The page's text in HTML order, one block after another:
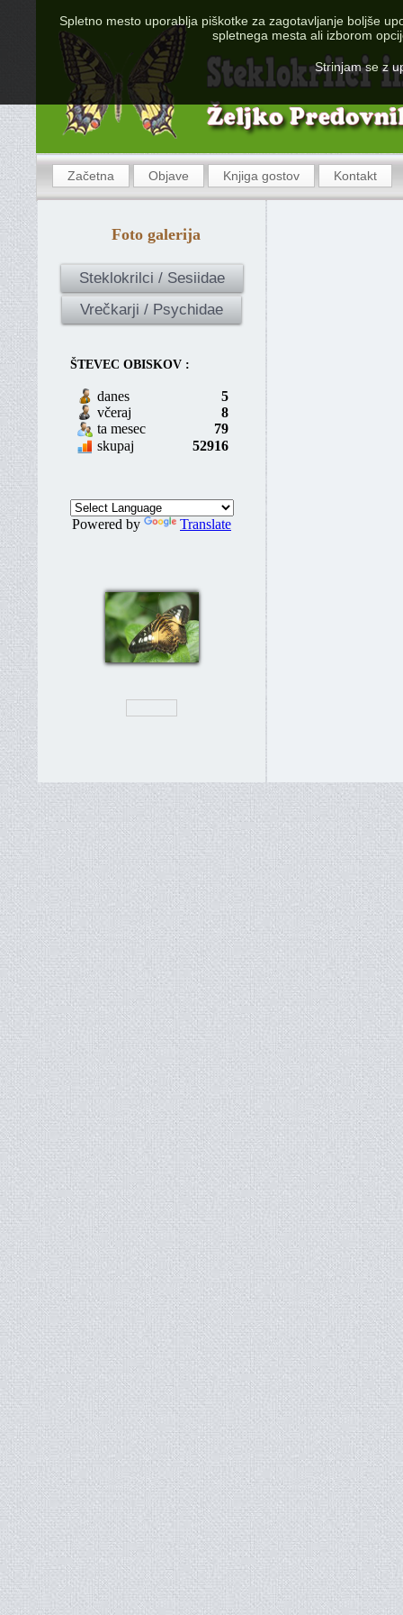
Začetna Objave Knjiga gostov Kontakt
Foto galerija
Steklokrilci / Sesiidae
Vrečkarji / Psychidae
ŠTEVEC OBISKOV :
danes
5
včeraj
8
ta mesec
79
skupaj
52916
Powered by Translate
@ 2013-2014
Spletno mesto uporablja piškotke za zagotavljanje boljše
spletnega mesta ali izborom
Strinjam se z